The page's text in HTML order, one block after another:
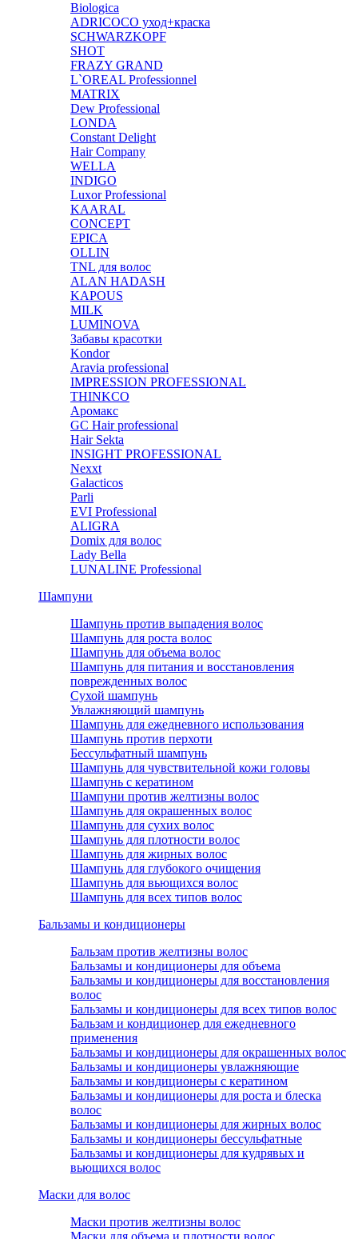
Biologica
ADRICOCO уход+краска
SCHWARZKOPF
SHOT
FRAZY GRAND
L`OREAL Professionnel
MATRIX
Dew Professional
LONDA
Constant Delight
Hair Company
WELLA
INDIGO
Luxor Professional
KAARAL
CONCEPT
EPICA
OLLIN
TNL для волос
ALAN HADASH
KAPOUS
MILK
LUMINOVA
Забавы красотки
Kondor
Aravia professional
IMPRESSION PROFESSIONAL
THINKCO
Аромакс
GC Hair professional
Hair Sekta
INSIGHT PROFESSIONAL
Nexxt
Galacticos
Parli
EVI Professional
ALIGRA
Domix для волос
Lady Bella
LUNALINE Professional
Шампуни
Шампунь против выпадения волос
Шампунь для роста волос
Шампунь для объема волос
Шампунь для питания и восстановления
поврежденных волос
Сухой шампунь
Увлажняющий шампунь
Шампунь для ежедневного использования
Шампунь против перхоти
Бессульфатный шампунь
Шампунь для чувствительной кожи головы
Шампунь с кератином
Шампуни против желтизны волос
Шампунь для окрашенных волос
Шампунь для сухих волос
Шампунь для плотности волос
Шампунь для жирных волос
Шампунь для глубокого очищения
Шампунь для вьющихся волос
Шампунь для всех типов волос
Бальзамы и кондиционеры
Бальзам против желтизны волос
Бальзамы и кондиционеры для объема
Бальзамы и кондиционеры для восстановления
волос
Бальзамы и кондиционеры для всех типов волос
Бальзам и кондиционер для ежедневного
применения
Бальзамы и кондиционеры для окрашенных волос
Бальзамы и кондиционеры увлажняющие
Бальзамы и кондиционеры с кератином
Бальзамы и кондиционеры для роста и блеска
волос
Бальзамы и кондиционеры для жирных волос
Бальзамы и кондиционеры бессульфатные
Бальзамы и кондиционеры для кудрявых и
вьющихся волос
Маски для волос
Маски против желтизны волос
Маски для объема и плотности волос